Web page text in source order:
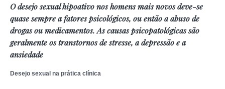
O desejo sexual hipoativo nos homens mais novos deve-se
quase sempre a fatores psicológicos, ou então a abuso de
drogas ou medicamentos. As causas psicopatológicas são
geralmente os transtornos de stresse, a depressão e a
ansiedade
Desejo sexual na prática clínica